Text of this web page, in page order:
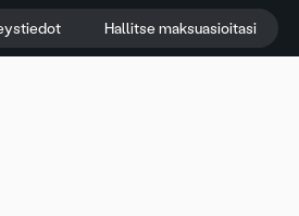
Hallitse maksuasioitasi